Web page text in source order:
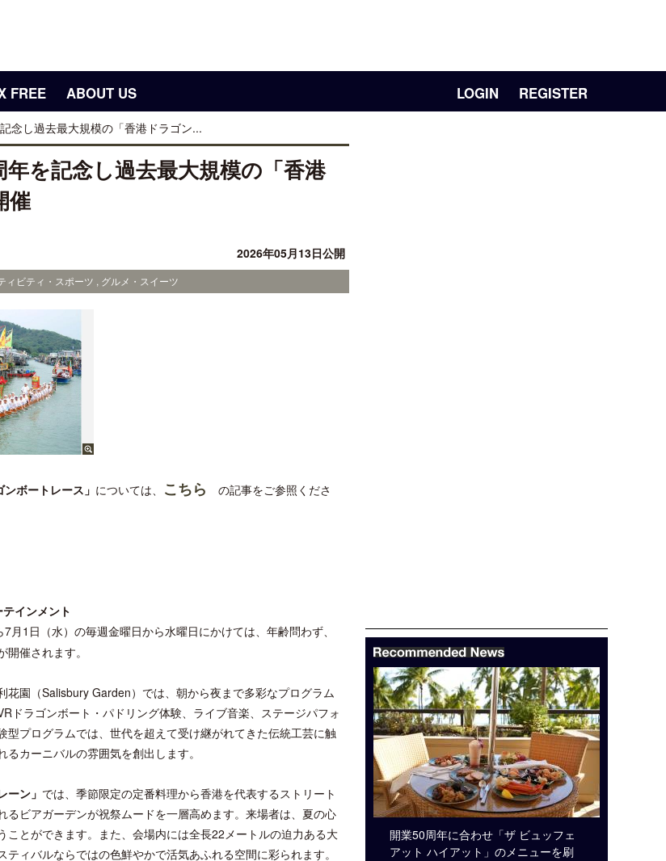
FREE ABOUT US LOGIN REGISTER
念し過去最大規模の「香港ドラゴン...
を記念し過去最大規模の「香港
催
2026年05月13日公開
ビティ・スポーツ , グルメ・スイーツ
ボートレース」 については、 こちら の記事をご参照くださ
インメント
月1日（水）の毎週金曜日から水曜日にかけては、年齢問わず、
開催されます。
園（Salisbury Garden）では、朝から夜まで多彩なプログラム
ドラゴンボート・パドリング体験、ライブ音楽、ステージパフォ
プログラムでは、世代を超えて受け継がれてきた伝統工芸に触
カーニバルの雰囲気を創出します。
ーン」 では、季節限定の定番料理から香港を代表するストリート
ビアガーデンが祝祭ムードを一層高めます。来場者は、夏の心
とができます。また、会場内には全長22メートルの迫力ある大
ィバルならではの色鮮やかで活気あふれる空間に彩られます。
チ、新予約システム導
ロサンゼルス観光局、ウォルト・ディ
ズニーゆかりのスポット10選を紹介
開業50周年に合わせ「ザ ビュッフェ
アット ハイアット」のメニューを刷